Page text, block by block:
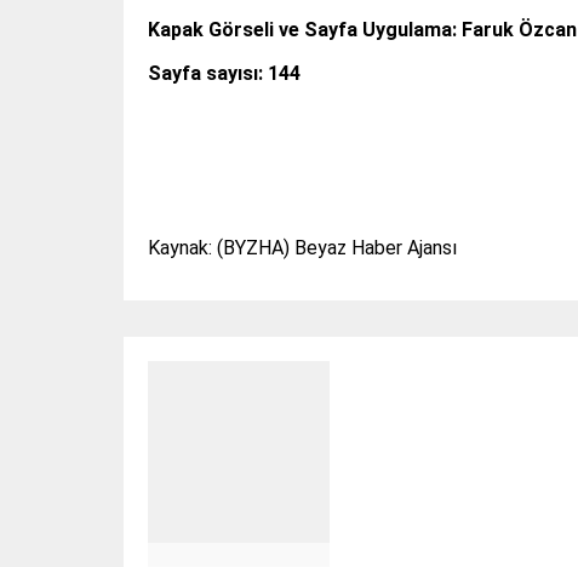
Kapak Görseli ve Sayfa Uygulama: Faruk Özcan
Sayfa sayısı: 144
Kaynak: (BYZHA) Beyaz Haber Ajansı